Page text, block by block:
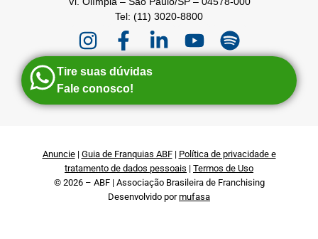
Tel: (11) 3020-8800
Tire suas dúvidas
Fale conosco!
Anuncie| Guia de Franquias ABF| Política de privacidade e
tratamento de dados pessoais | Termos de Uso
© 2026 – ABF | Associação Brasileira de Franchising
Desenvolvido pormufasa